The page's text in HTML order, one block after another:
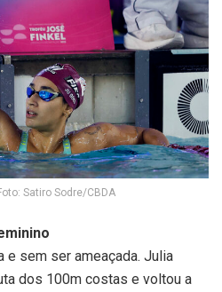
Satiro Sodre/CBDA
e sem ser ameaçada. Julia
dos 100m costas e voltou a